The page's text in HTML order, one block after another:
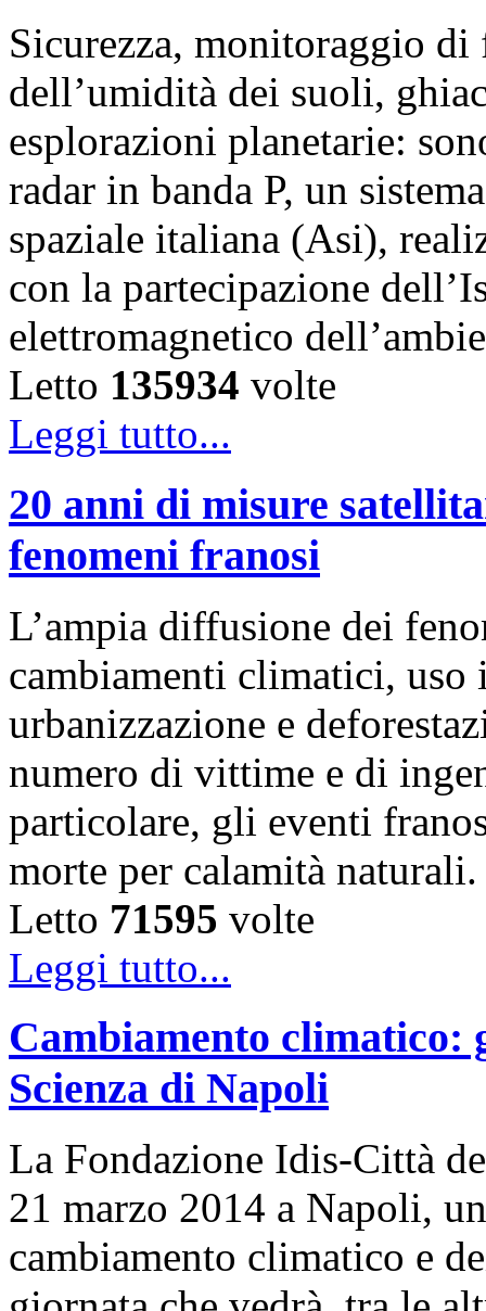
Sicurezza, monitoraggio di
dell’umidità dei suoli,
esplorazioni planetarie:
radar in banda P, un
spaziale italiana (Asi),
con la partecipazione
elettromagnetico
Letto 135934 volte
Leggi tutto...
20 anni di misure
fenomeni franosi
L’ampia diffusione dei
cambiamenti climatici,
urbanizzazione e
numero di vittime e di
particolare, gli eventi
morte per calamità
Letto 71595 volte
Leggi tutto...
Cambiamento climatico:
Scienza di Napoli
La Fondazione Idis-Città
21 marzo 2014 a Napoli,
cambiamento climatico e